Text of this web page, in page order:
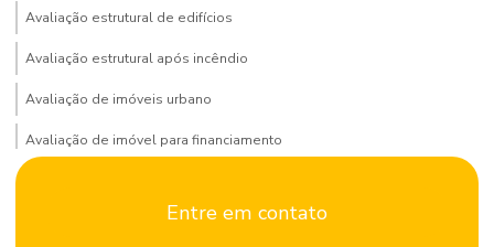
Avaliação estrutural de edifícios
Avaliação estrutural após incêndio
Avaliação de imóveis urbano
Avaliação de imóvel para financiamento
Avaliação de locação de imóvelEntre em contato